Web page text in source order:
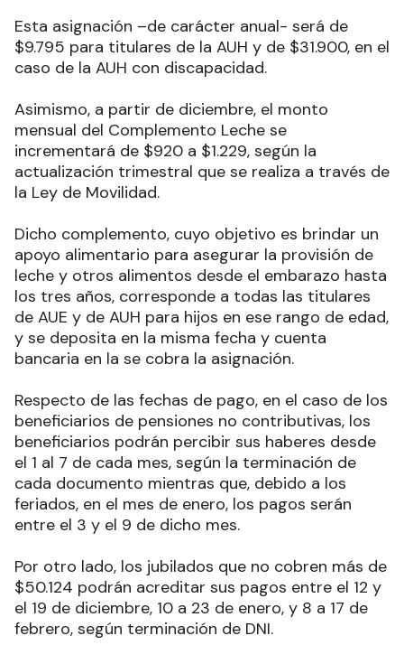
Esta asignación –de carácter anual- será de
$9.795 para titulares de la AUH y de $31.900, en el
caso de la AUH con discapacidad.
Asimismo, a partir de diciembre, el monto
mensual del Complemento Leche se
incrementará de $920 a $1.229, según la
actualización trimestral que se realiza a través de
la Ley de Movilidad.
Dicho complemento, cuyo objetivo es brindar un
apoyo alimentario para asegurar la provisión de
leche y otros alimentos desde el embarazo hasta
los tres años, corresponde a todas las titulares
de AUE y de AUH para hijos en ese rango de edad,
y se deposita en la misma fecha y cuenta
bancaria en la se cobra la asignación.
Respecto de las fechas de pago, en el caso de los
beneficiarios de pensiones no contributivas, los
beneficiarios podrán percibir sus haberes desde
el 1 al 7 de cada mes, según la terminación de
cada documento mientras que, debido a los
feriados, en el mes de enero, los pagos serán
entre el 3 y el 9 de dicho mes.
Por otro lado, los jubilados que no cobren más de
$50.124 podrán acreditar sus pagos entre el 12 y
el 19 de diciembre, 10 a 23 de enero, y 8 a 17 de
febrero, según terminación de DNI.